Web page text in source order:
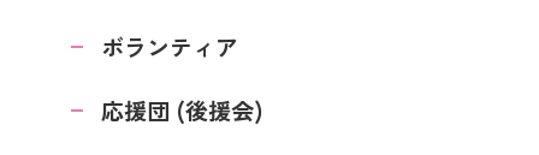
ボランティア
応援団 (後援会)